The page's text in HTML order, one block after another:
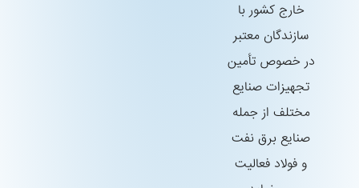
خارج كشور با
سازندگان معتبر
در خصوص تأمین
تجهیزات صنایع
مختلف از جمله
صنایع برق نفت
و فولاد فعالیت